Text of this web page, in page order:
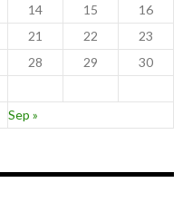
14 15
16
21 22
23
28 29
30
Sep »